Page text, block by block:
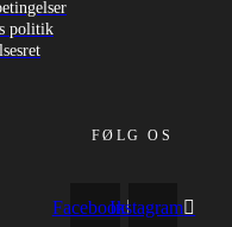
politik
FØLG OS
FacebookInstagram